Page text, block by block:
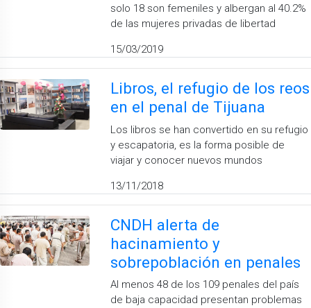
solo 18 son femeniles y albergan al 40.2%
de las mujeres privadas de libertad
15/03/2019
Libros, el refugio de los reos
en el penal de Tijuana
Los libros se han convertido en su refugio
y escapatoria, es la forma posible de
viajar y conocer nuevos mundos
13/11/2018
CNDH alerta de
hacinamiento y
sobrepoblación en penales
Al menos 48 de los 109 penales del país
de baja capacidad presentan problemas